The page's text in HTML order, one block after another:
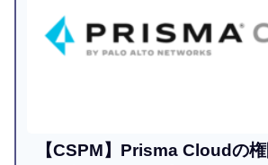
【CSPM】Prisma Cloudの